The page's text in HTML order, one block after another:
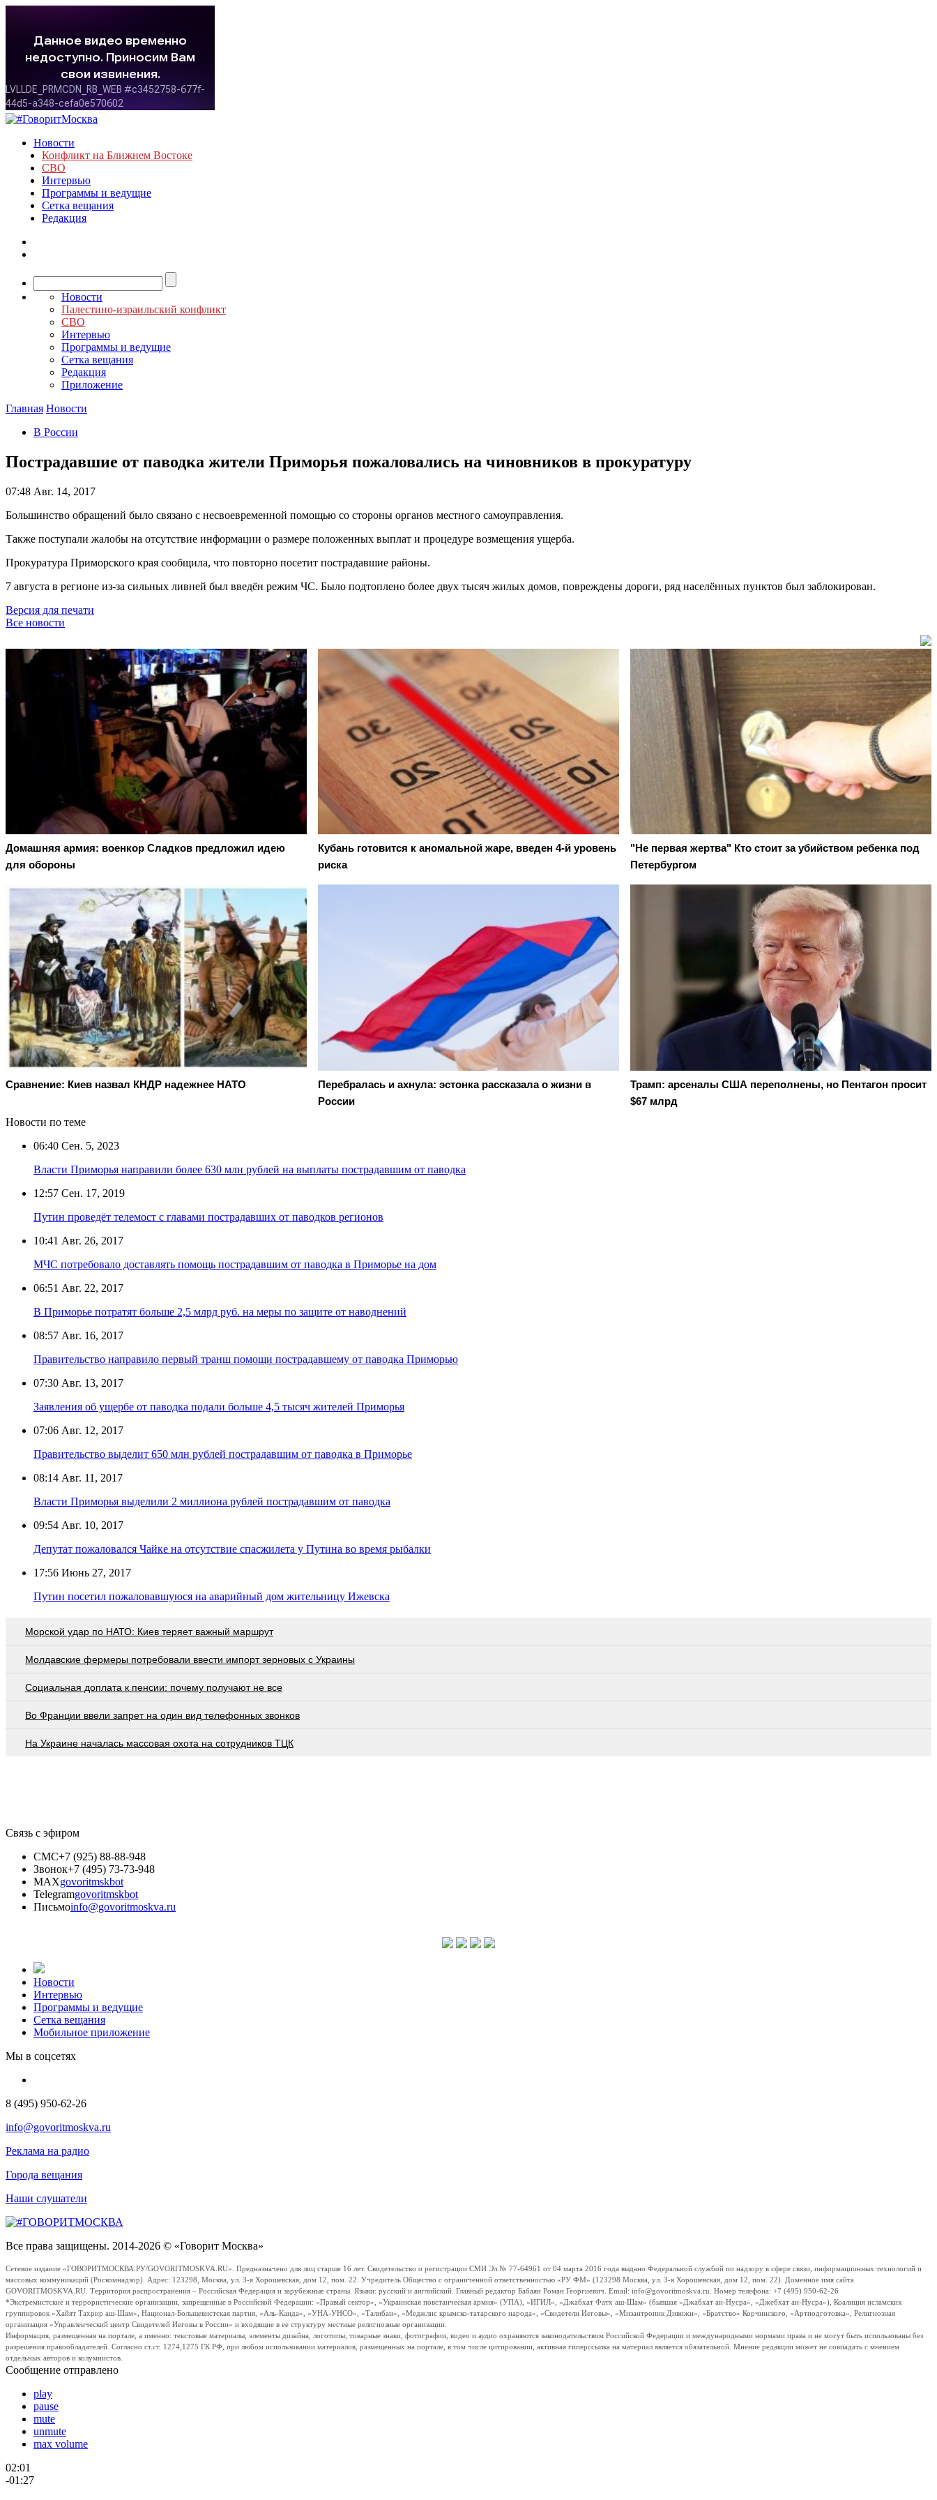
Новости
Конфликт на Ближнем Востоке
СВО
Интервью
Программы и ведущие
Сетка вещания
Редакция
Новости
Палестино-израильский конфликт
СВО
Интервью
Программы и ведущие
Сетка вещания
Редакция
Приложение
Главная Новости
В России
Пострадавшие от паводка жители Приморья пожаловались на чиновников в прокуратуру
07:48 Авг. 14, 2017
Большинство обращений было связано с несвоевременной помощью со стороны органов местного самоуправления.
Также поступали жалобы на отсутствие информации о размере положенных выплат и процедуре возмещения ущерба.
Прокуратура Приморского края сообщила, что повторно посетит пострадавшие районы.
7 августа в регионе из-за сильных ливней был введён режим ЧС. Было подтоплено более двух тысяч жилых домов, повреждены дороги, ряд населённых пунктов был заблокирован.
Версия для печати
Все новости
Домашняя армия: военкор Сладков предложил идею
для обороны
Кубань готовится к аномальной жаре, введен 4-й уровень
риска
"Не первая жертва" Кто стоит за убийством ребенка под
Петербургом
Сравнение: Киев назвал КНДР надежнее НАТО
Перебралась и ахнула: эстонка рассказала о жизни в
России
Трамп: арсеналы США переполнены, но Пентагон просит
$67 млрд
Новости по теме
06:40 Сен. 5, 2023
Власти Приморья направили более 630 млн рублей на выплаты пострадавшим от паводка
12:57 Сен. 17, 2019
Путин проведёт телемост с главами пострадавших от паводков регионов
10:41 Авг. 26, 2017
МЧС потребовало доставлять помощь пострадавшим от паводка в Приморье на дом
06:51 Авг. 22, 2017
В Приморье потратят больше 2,5 млрд руб. на меры по защите от наводнений
08:57 Авг. 16, 2017
Правительство направило первый транш помощи пострадавшему от паводка Приморью
07:30 Авг. 13, 2017
Заявления об ущербе от паводка подали больше 4,5 тысяч жителей Приморья
07:06 Авг. 12, 2017
Правительство выделит 650 млн рублей пострадавшим от паводка в Приморье
08:14 Авг. 11, 2017
Власти Приморья выделили 2 миллиона рублей пострадавшим от паводка
09:54 Авг. 10, 2017
Депутат пожаловался Чайке на отсутствие спасжилета у Путина во время рыбалки
17:56 Июнь 27, 2017
Путин посетил пожаловавшуюся на аварийный дом жительницу Ижевска
Морской удар по НАТО: Киев теряет важный маршрут
Молдавские фермеры потребовали ввести импорт зерновых с Украины
Социальная доплата к пенсии: почему получают не все
Во Франции ввели запрет на один вид телефонных звонков
На Украине началась массовая охота на сотрудников ТЦК
Связь с эфиром
СМС+7 (925) 88-88-948
Звонок+7 (495) 73-73-948
MAXgovoritmskbot
Telegramgovoritmskbot
Письмоinfo@govoritmoskva.ru
Новости
Интервью
Программы и ведущие
Сетка вещания
Мобильное приложение
Мы в соцсетях
8 (495) 950-62-26
info@govoritmoskva.ru
Реклама на радио
Города вещания
Наши слушатели
Все права защищены. 2014-2026 © «Говорит Москва»
Сетевое издание «ГОВОРИТМОСКВА.РУ/GOVORITMOSKVA.RU». Предназначено для лиц старше 16 лет. Свидетельство о регистрации СМИ Эл № 77-64961 от 04 марта 2016 года выдано Федеральной службой по надзору в сфере связи, информационных технологий и
массовых коммуникаций (Роскомнадзор). Адрес: 123298, Москва, ул. 3-я Хорошевская, дом 12, пом. 22. Учредитель Общество с ограниченной ответственностью «РУ ФМ» (123298 Москва, ул. 3-я Хорошевская, дом 12, пом. 22). Доменное имя сайта
GOVORITMOSKVA.RU. Территория распространения – Российская Федерация и зарубежные страны. Языки: русский и английский. Главный редактор Бабаян Роман Георгиевич. Email: info@govoritmoskva.ru. Номер телефона: +7 (495) 950-62-26
*Экстремистские и террористические организации, запрещенные в Российской Федерации: «Правый сектор», «Украинская повстанческая армия» (УПА), «ИГИЛ», «Джабхат Фатх аш-Шам» (бывшая «Джабхат ан-Нусра», «Джебхат ан-Нусра»), Коалиция исламских
группировок «Хайят Тахрир аш-Шам», Национал-Большевистская партия, «Аль-Каида», «УНА-УНСО», «Талибан», «Меджлис крымско-татарского народа», «Свидетели Иеговы», «Мизантропик Дивижн», «Братство» Корчинского, «Артподготовка», Религиозная
организация «Управленческий центр Свидетелей Иеговы в России» и входящие в ее структуру местные религиозные организации.
Информация, размещенная на портале, а именно: текстовые материалы, элементы дизайна, логотипы, товарные знаки, фотографии, видео и аудио охраняются законодательством Российской Федерации и международными нормами права и не могут быть использованы без
разрешения правообладателей. Согласно ст.ст. 1274,1275 ГК РФ, при любом использовании материалов, размещенных на портале, в том числе цитировании, активная гиперссылка на материал является обязательной. Мнение редакции может не совпадать с мнением
отдельных авторов и колумнистов.
Сообщение отправлено
play
pause
mute
unmute
max volume
02:01
-01:27